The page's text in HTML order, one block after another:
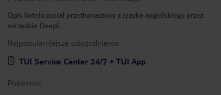
Opis hotelu został przetłumaczony z języka angielskiego przez
narzędzie DeepL
Najpopularniejsze udogodnienia:
TUI Service Center 24/7 + TUI App
Położenie: